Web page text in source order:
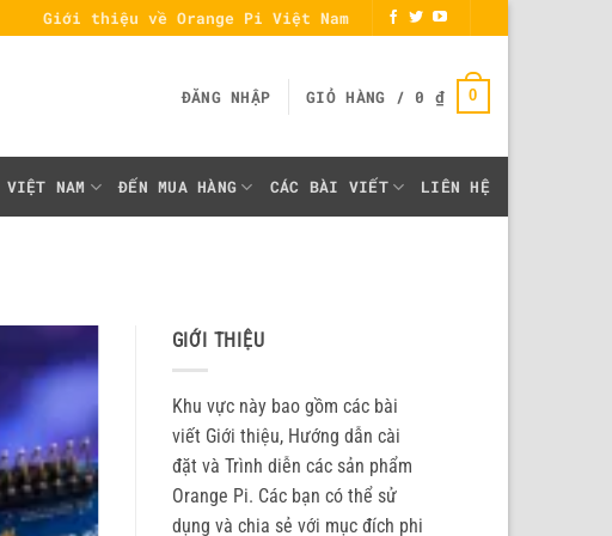
Giới thiệu về Orange Pi Việt Nam
ĐĂNG NHẬP GIỎ HÀNG / 0 ₫ 0
VIỆT NAM ĐẾN MUA HÀNG CÁC BÀI VIẾT LIÊN HỆ
GIỚI THIỆU
Khu vực này bao gồm các bài
viết Giới thiệu, Hướng dẫn cài
đặt và Trình diễn các sản phẩm
Orange Pi. Các bạn có thể sử
dụng và chia sẻ với mục đích phi